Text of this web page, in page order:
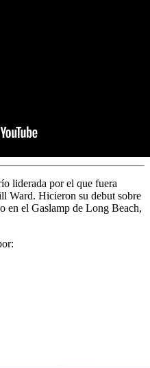
liderada por el que fuera
Hicieron su debut sobre
en el Gaslamp de Long Beach,